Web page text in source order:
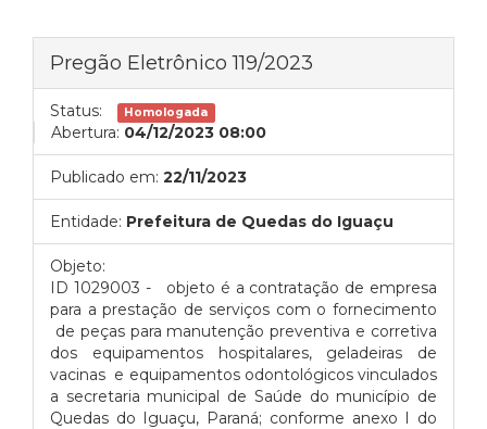
Pregão Eletrônico 119/2023
Status: Homologada
Abertura: 04/12/2023 08:00
Publicado em: 22/11/2023
Entidade: Prefeitura de Quedas do Iguaçu
Objeto:
ID 1029003 - objeto é a contratação de empresa
para a prestação de serviços com o fornecimento
de peças para manutenção preventiva e corretiva
dos equipamentos hospitalares, geladeiras de
vacinas e equipamentos odontológicos vinculados
a secretaria municipal de Saúde do município de
Quedas do Iguaçu, Paraná; conforme anexo I do